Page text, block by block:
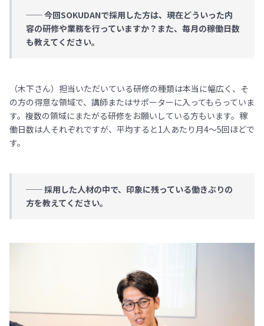
── 今回SOKUDANで採用した方は、現在どういった内
容の研修や業務を行っていますか？また、毎月の稼働日数
も教えてください。
（木下さん）担当いただいている研修の種類は本当に幅広く、そ
の方の得意な領域で、講師またはサポーターに入ってもらっていま
す。複数の領域にまたがる研修をお願いしている方もいます。稼
働日数は人それぞれですが、平均すると1人あたり月4〜5回ほどで
す。
── 採用した人材の中で、印象に残っている働きぶりの
方を教えてください。